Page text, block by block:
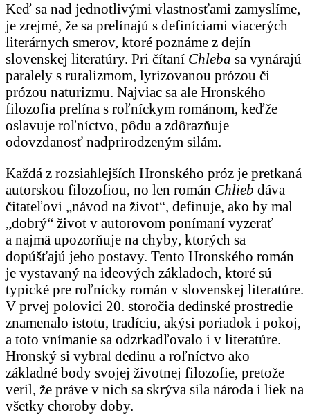
Keď sa nad jednotlivými vlastnosťami zamyslíme,
je zrejmé, že sa prelínajú s definíciami viacerých
literárnych smerov, ktoré poznáme z dejín
slovenskej literatúry. Pri čítaní Chleba sa vynárajú
paralely s ruralizmom, lyrizovanou prózou či
prózou naturizmu. Najviac sa ale Hronského
filozofia prelína s roľníckym románom, keďže
oslavuje roľníctvo, pôdu a zdôrazňuje
odovzdanosť nadprirodzeným silám.
Každá z rozsiahlejších Hronského próz je pretkaná
autorskou filozofiou, no len román Chlieb dáva
čitateľovi „návod na život“, definuje, ako by mal
„dobrý“ život v autorovom ponímaní vyzerať
a najmä upozorňuje na chyby, ktorých sa
dopúšťajú jeho postavy. Tento Hronského román
je vystavaný na ideových základoch, ktoré sú
typické pre roľnícky román v slovenskej literatúre.
V prvej polovici 20. storočia dedinské prostredie
znamenalo istotu, tradíciu, akýsi poriadok i pokoj,
a toto vnímanie sa odzrkadľovalo i v literatúre.
Hronský si vybral dedinu a roľníctvo ako
základné body svojej životnej filozofie, pretože
veril, že práve v nich sa skrýva sila národa i liek na
všetky choroby doby.